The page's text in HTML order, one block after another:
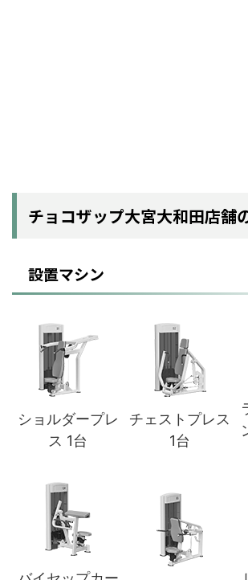
チョコザップ大宮大和田店舗
設置マシン
ショルダープレ
ス 1台
チェストプレス
1台